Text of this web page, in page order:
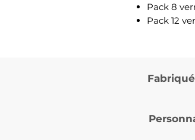
Pack 8
Pack 12